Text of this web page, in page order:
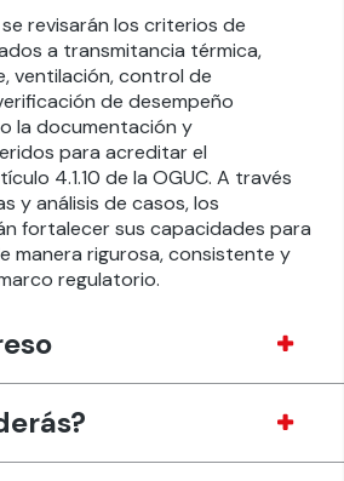
revisarán los criterios de
a transmitancia térmica,
ventilación, control de
de desempeño
la documentación y
para acreditar el
4.1.10 de la OGUC. A través
y análisis de casos, los
fortalecer sus capacidades para
manera rigurosa, consistente y
regulatorio.